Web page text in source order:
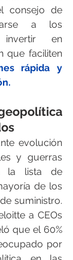
consejo de
a los
invertir en
que faciliten
rápida y
evolución
y guerras
la lista de
de los
suministro.
a CEOs
que el 60%
por